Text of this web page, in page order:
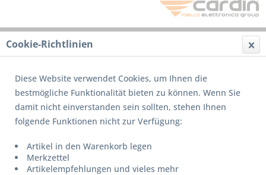
Cookie-Richtlinien
Diese Website verwendet Cookies, um Ihnen die
bestmögliche Funktionalität bieten zu können. Wenn Sie
damit nicht einverstanden sein sollten, stehen Ihnen
folgende Funktionen nicht zur Verfügung:
Artikel in den Warenkorb legen
Merkzettel
Artikelempfehlungen und vieles mehr